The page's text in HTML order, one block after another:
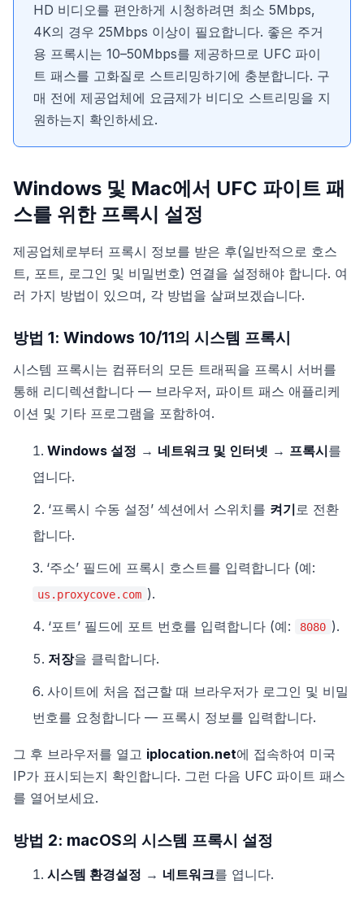
HD 비디오를 편안하게 시청하려면 최소 5Mbps,
4K의 경우 25Mbps 이상이 필요합니다. 좋은 주거
용 프록시는 10–50Mbps를 제공하므로 UFC 파이
트 패스를 고화질로 스트리밍하기에 충분합니다. 구
매 전에 제공업체에 요금제가 비디오 스트리밍을 지
원하는지 확인하세요.
Windows 및 Mac에서 UFC 파이트 패
스를 위한 프록시 설정
제공업체로부터 프록시 정보를 받은 후(일반적으로 호스
트, 포트, 로그인 및 비밀번호) 연결을 설정해야 합니다. 여
러 가지 방법이 있으며, 각 방법을 살펴보겠습니다.
방법 1: Windows 10/11의 시스템 프록시
시스템 프록시는 컴퓨터의 모든 트래픽을 프록시 서버를
통해 리디렉션합니다 — 브라우저, 파이트 패스 애플리케
이션 및 기타 프로그램을 포함하여.
Windows 설정 → 네트워크 및 인터넷 → 프록시를
엽니다.
‘프록시 수동 설정’ 섹션에서 스위치를 켜기 로 전환
합니다.
‘주소’ 필드에 프록시 호스트를 입력합니다 (예:
us.proxycove.com ).
‘포트’ 필드에 포트 번호를 입력합니다 (예:
8080 ).
저장을 클릭합니다.
사이트에 처음 접근할 때 브라우저가 로그인 및 비밀
번호를 요청합니다 — 프록시 정보를 입력합니다.
그 후 브라우저를 열고 iplocation.net에 접속하여 미국
IP가 표시되는지 확인합니다. 그런 다음 UFC 파이트 패스
를 열어보세요.
방법 2: macOS의 시스템 프록시 설정
시스템 환경설정 → 네트워크를 엽니다.